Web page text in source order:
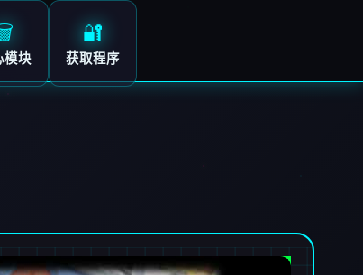
模块
🔐
获取程序